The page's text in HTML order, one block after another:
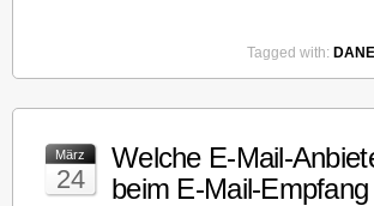
Tagged with: DANE
März
24
Welche E-Mail-
beim E-Mail-Empfang